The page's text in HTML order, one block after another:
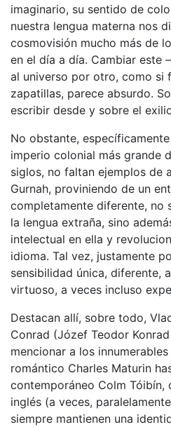
imaginario, su sentido de
nuestra lengua materna nos
cosmovisión mucho más de
en el día a día. Cambiar
al universo por otro, como si
zapatillas, parece absurdo.
escribir desde y sobre el
No obstante,
imperio colonial más grande
siglos, no faltan ejemplos de
Gurnah, proviniendo de un
completamente diferente, no
la lengua extraña, sino
intelectual en ella y
idioma. Tal vez, justamente
sensibilidad única, diferente,
virtuoso, a veces incluso
Destacan allí, sobre todo,
Conrad (Józef Teodor
mencionar a los
romántico Charles Maturin
contemporáneo Colm Tóibín,
inglés (a veces,
siempre mantienen una